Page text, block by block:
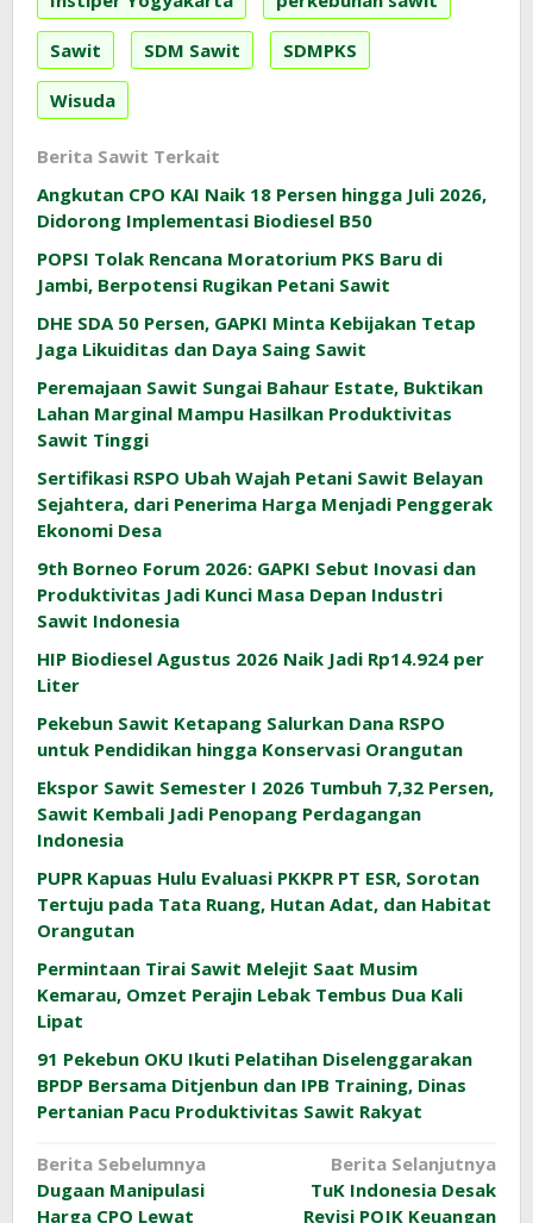
Sawit SDM Sawit SDMPKS
Wisuda
Berita Sawit Terkait
Angkutan CPO KAI Naik 18 Persen hingga Juli 2026,
Didorong Implementasi Biodiesel B50
POPSI Tolak Rencana Moratorium PKS Baru di
Jambi, Berpotensi Rugikan Petani Sawit
DHE SDA 50 Persen, GAPKI Minta Kebijakan Tetap
Jaga Likuiditas dan Daya Saing Sawit
Peremajaan Sawit Sungai Bahaur Estate, Buktikan
Lahan Marginal Mampu Hasilkan Produktivitas
Sawit Tinggi
Sertifikasi RSPO Ubah Wajah Petani Sawit Belayan
Sejahtera, dari Penerima Harga Menjadi Penggerak
Ekonomi Desa
9th Borneo Forum 2026: GAPKI Sebut Inovasi dan
Produktivitas Jadi Kunci Masa Depan Industri
Sawit Indonesia
HIP Biodiesel Agustus 2026 Naik Jadi Rp14.924 per
Liter
Pekebun Sawit Ketapang Salurkan Dana RSPO
untuk Pendidikan hingga Konservasi Orangutan
Ekspor Sawit Semester I 2026 Tumbuh 7,32 Persen,
Sawit Kembali Jadi Penopang Perdagangan
Indonesia
PUPR Kapuas Hulu Evaluasi PKKPR PT ESR, Sorotan
Tertuju pada Tata Ruang, Hutan Adat, dan Habitat
Orangutan
Permintaan Tirai Sawit Melejit Saat Musim
Kemarau, Omzet Perajin Lebak Tembus Dua Kali
Lipat
91 Pekebun OKU Ikuti Pelatihan Diselenggarakan
BPDP Bersama Ditjenbun dan IPB Training, Dinas
Pertanian Pacu Produktivitas Sawit Rakyat
Navigasi
pos
Berita Sebelumnya
Dugaan Manipulasi
Harga CPO Lewat
Berita Selanjutnya
TuK Indonesia Desak
Revisi POJK Keuangan